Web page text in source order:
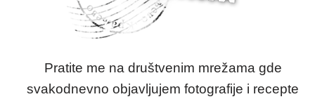
Pratite me na društvenim mrežama gde
svakodnevno objavljujem fotografije i recepte